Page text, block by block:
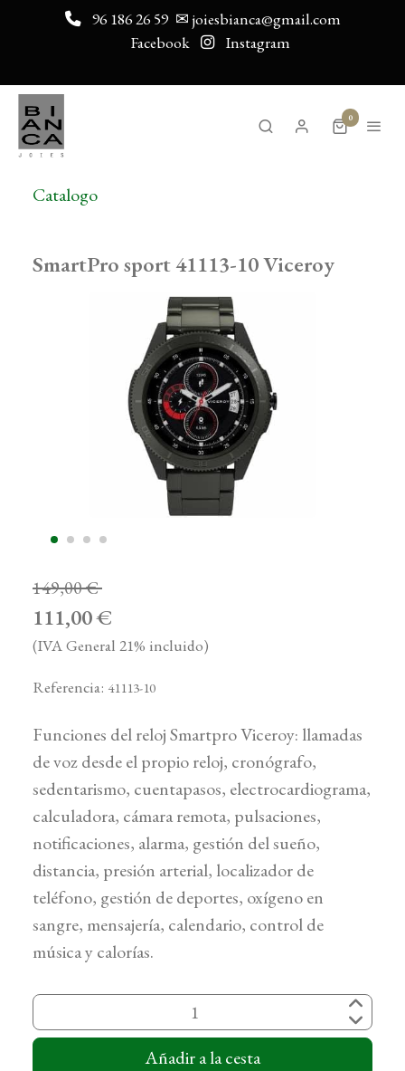
96 186 26 59 ✉ joiesbianca@gmail.com
Facebook
Instagram
0
Catalogo
SmartPro sport 41113-10 Viceroy
149,00 €
111,00 €
(IVA General 21% incluido)
Referencia: 41113-10
Funciones del reloj Smartpro Viceroy: llamadas
de voz desde el propio reloj, cronógrafo,
sedentarismo, cuentapasos, electrocardiograma,
calculadora, cámara remota, pulsaciones,
notificaciones, alarma, gestión del sueño,
distancia, presión arterial, localizador de
teléfono, gestión de deportes, oxígeno en
sangre, mensajería, calendario, control de
música y calorías.
Añadir a la cesta